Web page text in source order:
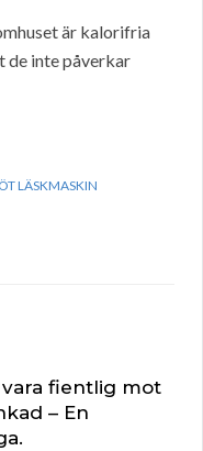
är kalorifria
de inte påverkar
LÄSKMASKIN
fientlig mot
– En